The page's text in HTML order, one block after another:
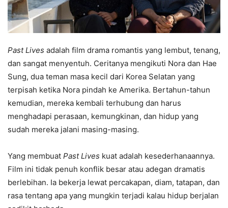
Past Lives adalah film drama romantis yang lembut, tenang,
dan sangat menyentuh. Ceritanya mengikuti Nora dan Hae
Sung, dua teman masa kecil dari Korea Selatan yang
terpisah ketika Nora pindah ke Amerika. Bertahun-tahun
kemudian, mereka kembali terhubung dan harus
menghadapi perasaan, kemungkinan, dan hidup yang
sudah mereka jalani masing-masing.
Yang membuat Past Lives kuat adalah kesederhanaannya.
Film ini tidak penuh konflik besar atau adegan dramatis
berlebihan. Ia bekerja lewat percakapan, diam, tatapan, dan
rasa tentang apa yang mungkin terjadi kalau hidup berjalan